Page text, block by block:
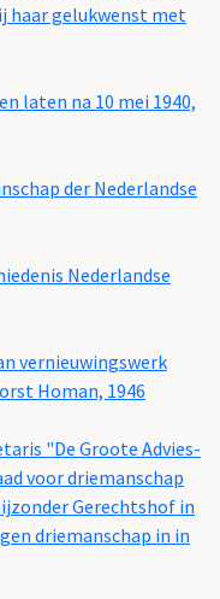
haar gelukwenst met
laten na 10 mei 1940,
der Nederlandse
Nederlandse
vernieuwingswerk
Homan, 1946
"De Groote Advies-
voor driemanschap
Gerechtshof in
driemanschap in in